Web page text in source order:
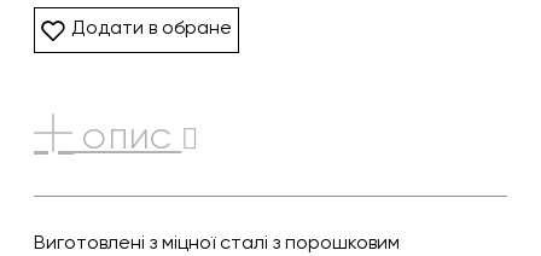
Додати в обране
ОПИС
Виготовлені з міцної сталі з порошковим